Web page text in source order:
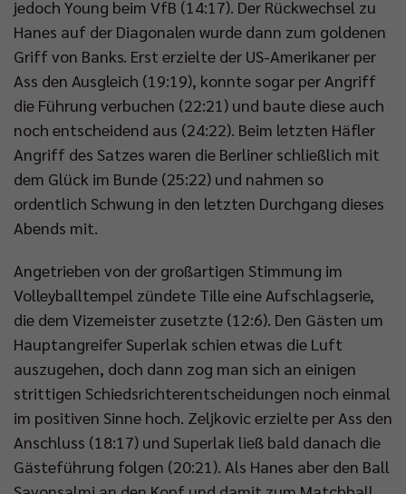
jedoch Young beim VfB (14:17). Der Rückwechsel zu
Hanes auf der Diagonalen wurde dann zum goldenen
Griff von Banks. Erst erzielte der US-Amerikaner per
Ass den Ausgleich (19:19), konnte sogar per Angriff
die Führung verbuchen (22:21) und baute diese auch
noch entscheidend aus (24:22). Beim letzten Häfler
Angriff des Satzes waren die Berliner schließlich mit
dem Glück im Bunde (25:22) und nahmen so
ordentlich Schwung in den letzten Durchgang dieses
Abends mit.
Angetrieben von der großartigen Stimmung im
Volleyballtempel zündete Tille eine Aufschlagserie,
die dem Vizemeister zusetzte (12:6). Den Gästen um
Hauptangreifer Superlak schien etwas die Luft
auszugehen, doch dann zog man sich an einigen
strittigen Schiedsrichterentscheidungen noch einmal
im positiven Sinne hoch. Zeljkovic erzielte per Ass den
Anschluss (18:17) und Superlak ließ bald danach die
Gästeführung folgen (20:21). Als Hanes aber den Ball